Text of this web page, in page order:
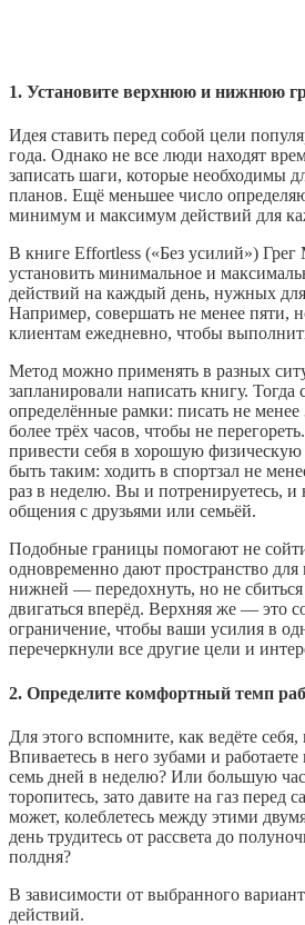
1. Установите верхнюю и нижнюю
Идея ставить перед собой цели
года. Однако не все люди находят
записать шаги, которые необходимы
планов. Ещё меньшее число
минимум и максимум действий для
В книге Effortless («Без усилий») Грег
установить минимальное и
действий на каждый день, нужных
Например, совершать не менее пяти,
клиентам ежедневно, чтобы
Метод можно применять в разных
запланировали написать книгу. Тогда
определённые рамки: писать не
более трёх часов, чтобы не
привести себя в хорошую
быть таким: ходить в спортзал не
раз в неделю. Вы и потренируетесь, и
общения с друзьями или семьёй.
Подобные границы помогают не
одновременно дают пространство
нижней — передохнуть, но не
двигаться вперёд. Верхняя же — это
ограничение, чтобы ваши усилия в
перечеркнули все другие цели и
2. Определите комфортный темп
Для этого вспомните, как ведёте
Впиваетесь в него зубами и
семь дней в неделю? Или большую
торопитесь, зато давите на газ перед
может, колеблетесь между этими
день трудитесь от рассвета до
полдня?
В зависимости от выбранного
действий.